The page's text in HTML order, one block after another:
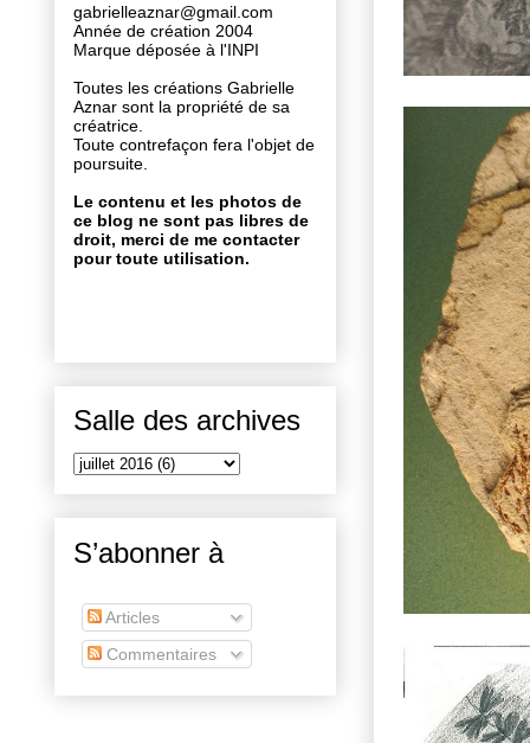
gabrielleaznar@gmail.com
Année de création 2004
Marque déposée à l'INPI
Toutes les créations Gabrielle
Aznar sont la propriété de sa
créatrice.
Toute contrefaçon fera l'objet de
poursuite.
Le contenu et les photos de
ce blog ne sont pas libres de
droit, merci de me contacter
pour toute utilisation.
Salle des archives
S’abonner à
Articles
Commentaires